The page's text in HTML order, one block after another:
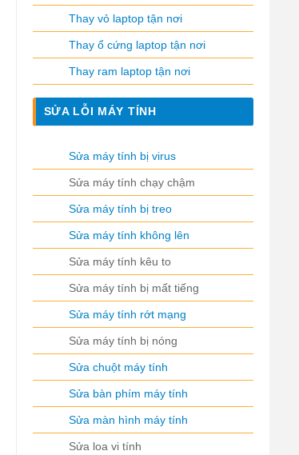
Thay vỏ laptop tận nơi
Thay ổ cứng laptop tận nơi
Thay ram laptop tận nơi
SỬA LỖI MÁY TÍNH
Sửa máy tính bị virus
Sửa máy tính chạy chậm
Sửa máy tính bị treo
Sửa máy tính không lên
Sửa máy tính kêu to
Sửa máy tính bị mất tiếng
Sửa máy tính rớt mạng
Sửa máy tính bị nóng
Sửa chuột máy tính
Sửa bàn phím máy tính
Sửa màn hình máy tính
Sửa loa vi tính